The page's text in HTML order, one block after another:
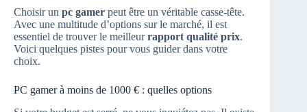
Choisir un pc gamer peut être un véritable casse-tête.
Avec une multitude d’options sur le marché, il est
essentiel de trouver le meilleurrapport qualité prix.
Voici quelques pistes pour vous guider dans votre
choix.
PC gamer à moins de 1000 € : quelles options